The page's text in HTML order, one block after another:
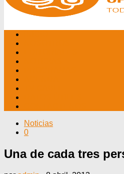
Noticias
0
Una de cada tres